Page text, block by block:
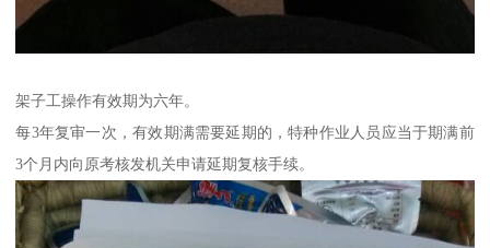
架子工操作有效期为六年。
每3年复审一次，有效期满需要延期的，特种作业人员应当于期满前
3个月内向原考核发机关申请延期复核手续。